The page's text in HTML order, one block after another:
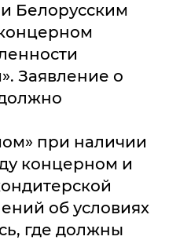
Белорусским
Заявление о
при наличии
концерном и
об условиях
где должны